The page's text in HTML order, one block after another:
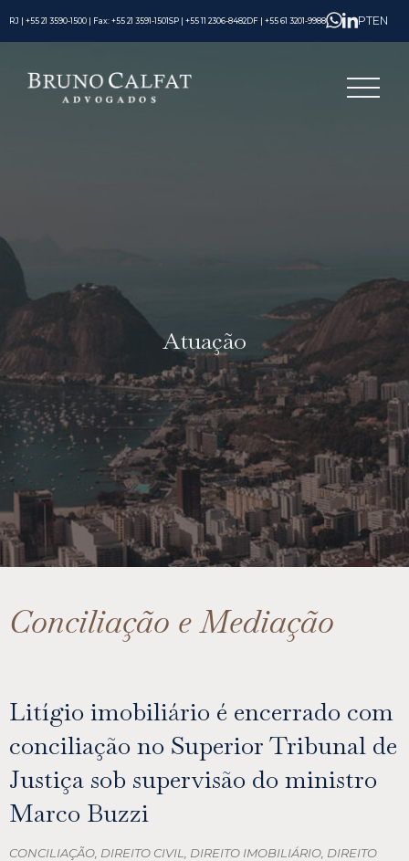
RJ | +55 21 3590-1500 | Fax: +55 21 3591-1501SP | +55 11 2306-8482 DF | +55 61 3201-9988 PTEN
Atuação
Conciliação e Mediação
Litígio imobiliário é encerrado com
conciliação no Superior Tribunal de
Justiça sob supervisão do ministro
Marco Buzzi
CONCILIAÇÃO, DIREITO CIVIL, DIREITO IMOBILIÁRIO, DIREITO